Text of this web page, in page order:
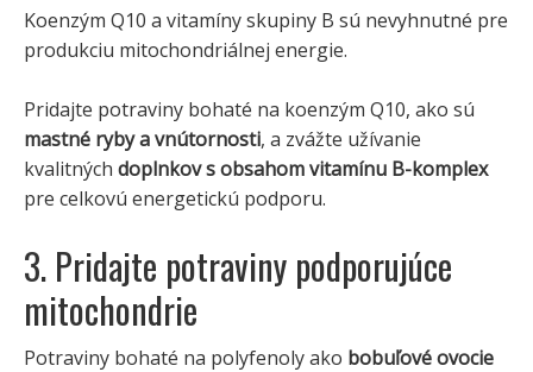
Koenzým Q10 a vitamíny skupiny B sú nevyhnutné pre
produkciu mitochondriálnej energie.
Pridajte potraviny bohaté na koenzým Q10, ako sú
mastné ryby a vnútornosti, a zvážte užívanie
kvalitných doplnkov s obsahom vitamínu B-komplex
pre celkovú energetickú podporu.
3. Pridajte potraviny podporujúce
mitochondrie
Potraviny bohaté na polyfenoly ako bobuľové ovocie